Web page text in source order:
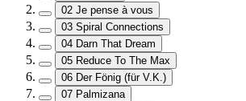
02 Je pense à vous
03 Spiral Connections
04 Darn That Dream
05 Reduce To The Max
06 Der Fönig (für V.K.)
07 Palmizana